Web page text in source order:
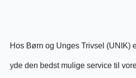
Hos Børn og Unges Trivsel (UNIK)
yde den bedst mulige service til